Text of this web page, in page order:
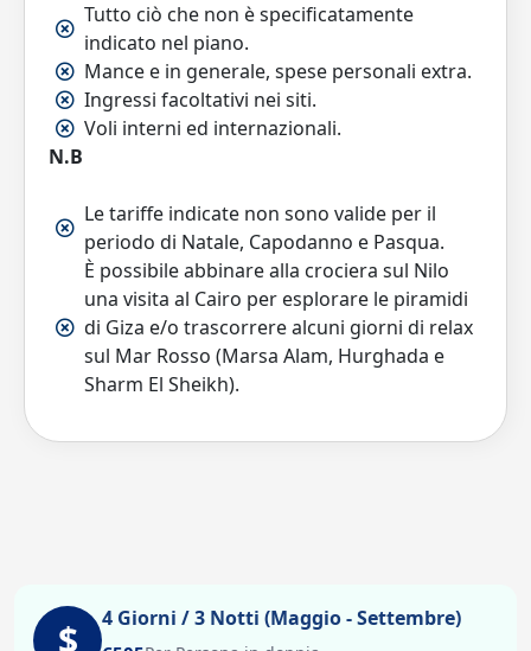
Tutto ciò che non è specificatamente
indicato nel piano.
Mance e in generale, spese personali extra.
Ingressi facoltativi nei siti.
Voli interni ed internazionali.
N.B
Le tariffe indicate non sono valide per il
periodo di Natale, Capodanno e Pasqua.
È possibile abbinare alla crociera sul Nilo
una visita al Cairo per esplorare le piramidi
di Giza e/o trascorrere alcuni giorni di relax
sul Mar Rosso (Marsa Alam, Hurghada e
Sharm El Sheikh).
$ 4 Giorni / 3 Notti (Maggio - Settembre)